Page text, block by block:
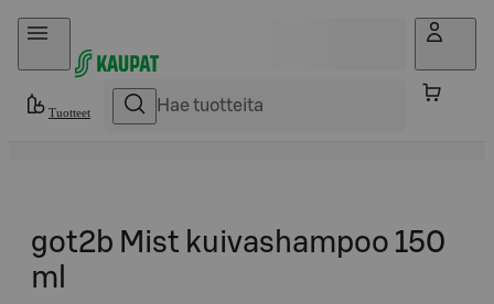
Hyppää sisältöön
Tuotteet
got2b Mist kuivashampoo 150
ml